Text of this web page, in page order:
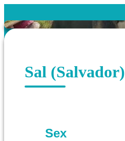
Sal (Salvador)
Sex